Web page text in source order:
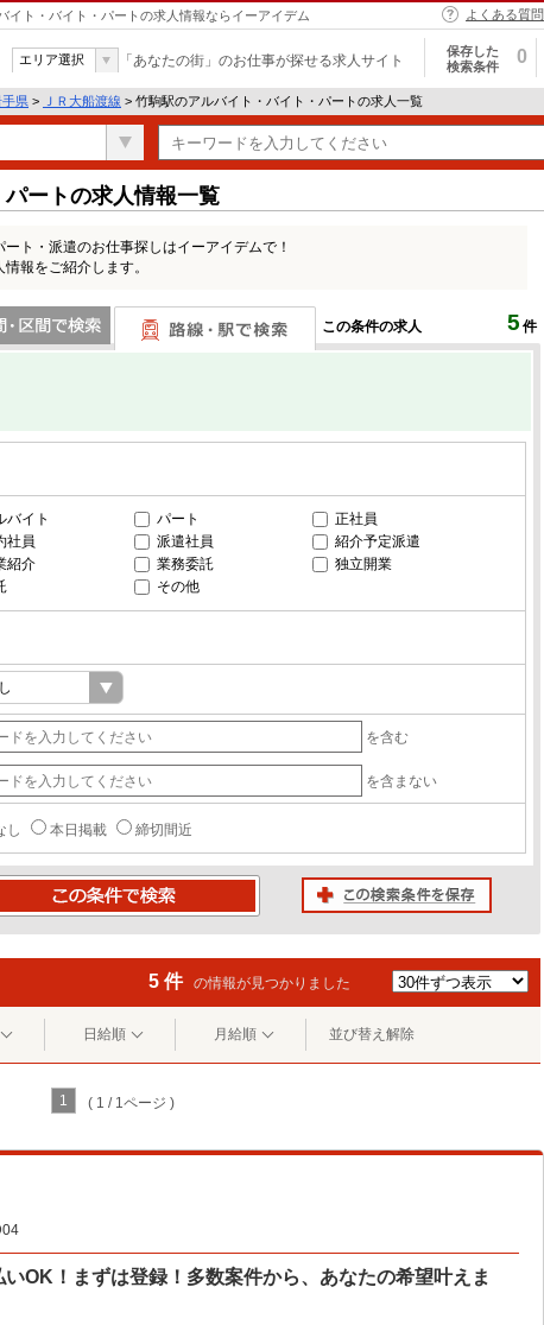
ト・バイト・パートの求人情報ならイーアイデム よくある質問
エリア選択 「あなたの街」のお仕事が探せる求人サイト
保存した
検索条件
0
手県 > ＪＲ大船渡線 > 竹駒駅のアルバイト・バイト・パートの求人一覧
ートの求人情報一覧
ト・派遣のお仕事探しはイーアイデムで！
報をご紹介します。
この条件の求人 5 件
バイト パート
正社員
社員
派遣社員
紹介予定派遣
紹介
業務委託
独立開業
その他
を含む
を含まない
し 本日掲載 締切間近
5 件 の情報が見つかりました
日給順 月給順 並び替え解除
1 ( 1 / 1ページ )
OK！まずは登録！多数案件から、あなたの希望叶えま